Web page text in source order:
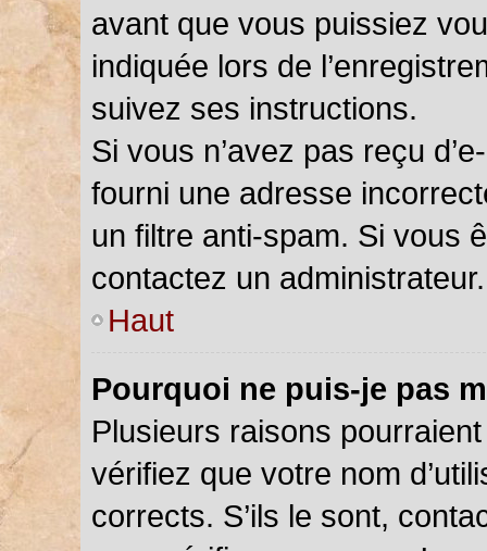
avant que vous puissiez
indiquée lors de
suivez ses instructions.
Si vous n’avez pas reçu
fourni une adresse
un filtre anti-spam. Si vous
contactez un administrateur.
Haut
Pourquoi ne puis-je pas
Plusieurs raisons
vérifiez que votre nom
corrects. S’ils le sont,